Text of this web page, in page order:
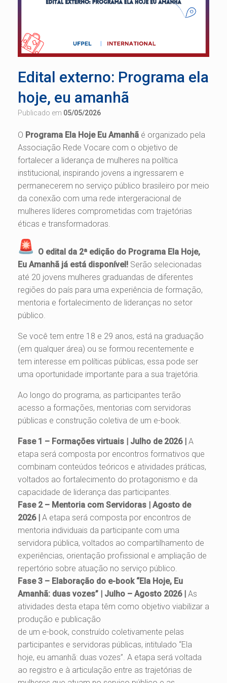
Edital externo: Programa ela
hoje, eu amanhã
Publicado em 05/05/2026
O Programa Ela Hoje Eu Amanhã é organizado pela
Associação Rede Vocare com o objetivo de
fortalecer a liderança de mulheres na política
institucional, inspirando jovens a ingressarem e
permanecerem no serviço público brasileiro por meio
da conexão com uma rede intergeracional de
mulheres líderes comprometidas com trajetórias
éticas e transformadoras.
O edital da 2ª edição do Programa Ela Hoje,
Eu Amanhã já está disponível! Serão selecionadas
até 20 jovens mulheres graduandas de diferentes
regiões do país para uma experiência de formação,
mentoria e fortalecimento de lideranças no setor
público.
Se você tem entre 18 e 29 anos, está na graduação
(em qualquer área) ou se formou recentemente e
tem interesse em políticas públicas, essa pode ser
uma oportunidade importante para a sua trajetória.
Ao longo do programa, as participantes terão
acesso a formações, mentorias com servidoras
públicas e construção coletiva de um e-book.
Fase 1 – Formações virtuais | Julho de 2026 | A
etapa será composta por encontros formativos que
combinam conteúdos teóricos e atividades práticas,
voltados ao fortalecimento do protagonismo e da
capacidade de liderança das participantes.
Fase 2 – Mentoria com Servidoras | Agosto de
2026 | A etapa será composta por encontros de
mentoria individuais da participante com uma
servidora pública, voltados ao compartilhamento de
experiências, orientação profissional e ampliação de
repertório sobre atuação no serviço público.
Fase 3 – Elaboração do e-book “Ela Hoje, Eu
Amanhã: duas vozes” | Julho – Agosto 2026 | As
atividades desta etapa têm como objetivo viabilizar a
produção e publicação
de um e-book, construído coletivamente pelas
participantes e servidoras públicas, intitulado “Ela
hoje, eu amanhã: duas vozes”. A etapa será voltada
ao registro e à articulação entre as trajetórias de